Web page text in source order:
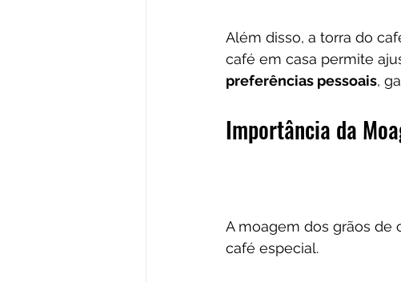
Além disso, a torra do
café em casa permite
preferências pessoais,
Importância da
A moagem dos grãos de
café especial.